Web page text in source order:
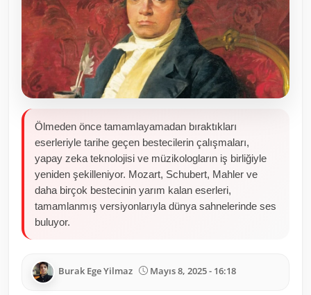
Resmi Reklamlar
Ölmeden önce tamamlayamadan bıraktıkları
eserleriyle tarihe geçen bestecilerin çalışmaları,
yapay zeka teknolojisi ve müzikologların iş birliğiyle
yeniden şekilleniyor. Mozart, Schubert, Mahler ve
daha birçok bestecinin yarım kalan eserleri,
tamamlanmış versiyonlarıyla dünya sahnelerinde ses
buluyor.
Burak Ege Yilmaz Mayıs 8, 2025 - 16:18